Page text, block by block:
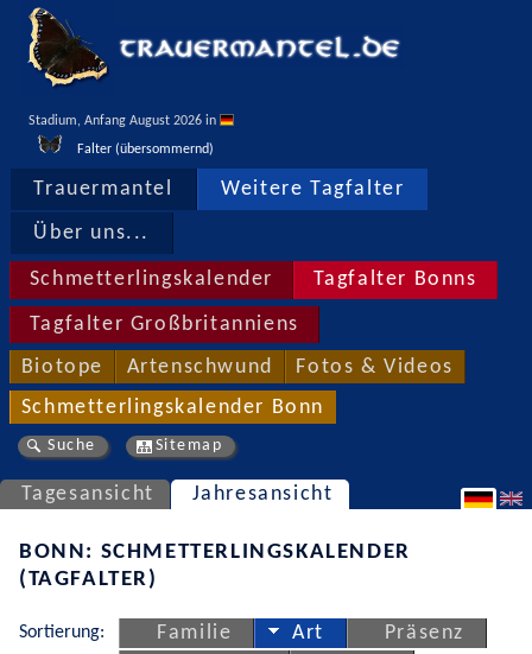
Stadium, Anfang August 2026 in
Falter (übersommernd)
Trauermantel Weitere Tagfalter
Über uns...
Schmetterlingskalender Tagfalter Bonns
Tagfalter Großbritanniens
Biotope Artenschwund Fotos & Videos
Schmetterlingskalender Bonn
Suche Sitemap
Tagesansicht Jahresansicht
BONN: SCHMETTERLINGSKALENDER
(TAGFALTER)
Sortierung: Familie Art
Präsenz